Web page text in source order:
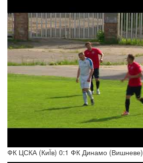
ФК ЦСКА (КиЇв) 0:1 ФК Динамо (Вишневе)